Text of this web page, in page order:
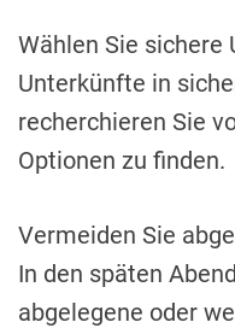
Wählen Sie sichere
Unterkünfte in
recherchieren Sie
Optionen zu finden.
Vermeiden Sie
In den späten
abgelegene oder